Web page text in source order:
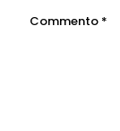
Commento *